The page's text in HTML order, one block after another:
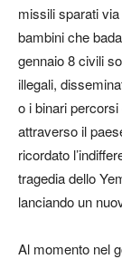
missili sparati
bambini che
gennaio 8 civili
illegali,
o i binari
attraverso il
ricordato
tragedia dello
lanciando un
Al momento nel